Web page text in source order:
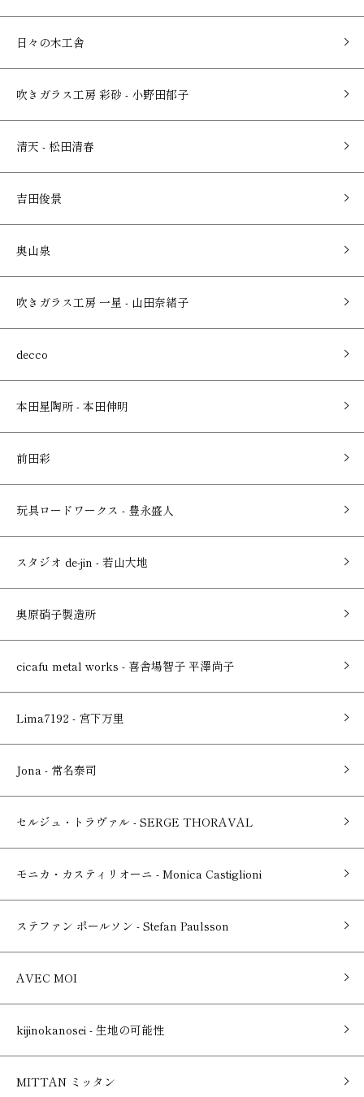
日々の木工舎
吹きガラス工房 彩砂 - 小野田郁子
清天 - 松田清春
吉田俊景
奥山泉
吹きガラス工房 一星 - 山田奈緒子
decco
本田星陶所 - 本田伸明
前田彩
玩具ロードワークス - 豊永盛人
スタジオ de-jin - 若山大地
奥原硝子製造所
cicafu metal works - 喜舎場智子 平澤尚子
Lima7192 - 宮下万里
Jona - 常名泰司
セルジュ・トラヴァル - SERGE THORAVAL
モニカ・カスティリオーニ - Monica Castiglioni
ステファン ポールソン - Stefan Paulsson
AVEC MOI
kijinokanosei - 生地の可能性
MITTAN ミッタン